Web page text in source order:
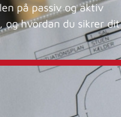
på passiv og aktiv
og hvordan du sikrer dit